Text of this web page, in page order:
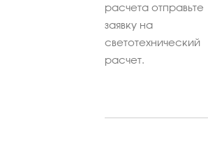
расчета отправьте
заявку на
светотехнический
расчет.